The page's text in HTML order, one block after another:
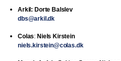
Arkil: Dorte Balslev
dbs@arkil.dk
Colas: Niels Kirstein
niels.kirstein@colas.dk